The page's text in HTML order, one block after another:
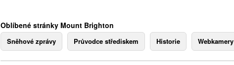
Oblíbené stránky Mount Brighton
Sněhové zprávy Průvodce střediskem Historie Webkamery